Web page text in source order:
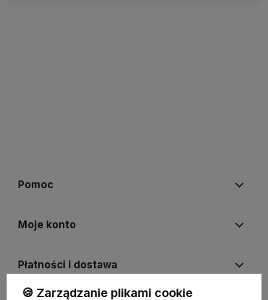
Pomoc
Moje konto
Płatności i dostawa
🍪 Zarządzanie plikami cookie